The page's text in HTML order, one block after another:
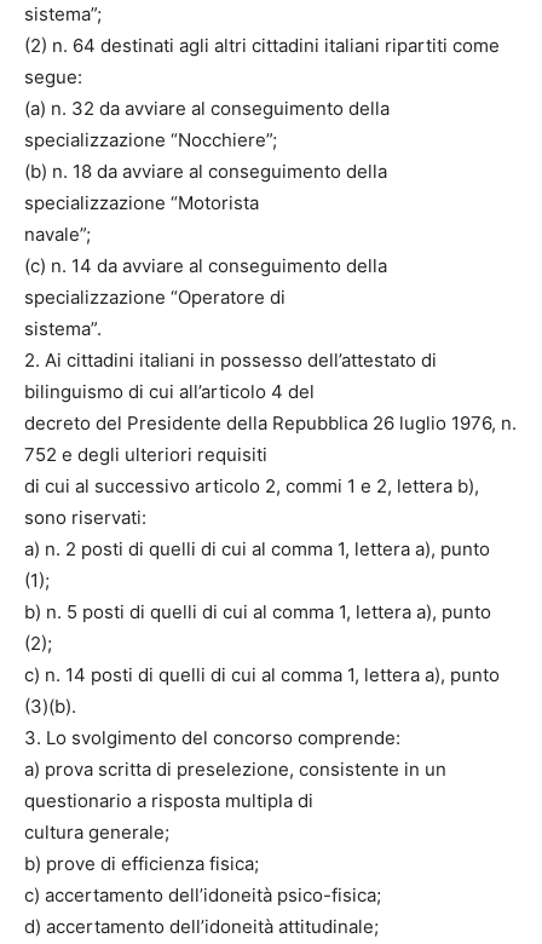
sistema”;
(2) n. 64 destinati agli altri cittadini italiani ripartiti come
segue:
(a) n. 32 da avviare al conseguimento della
specializzazione “Nocchiere”;
(b) n. 18 da avviare al conseguimento della
specializzazione “Motorista
navale”;
(c) n. 14 da avviare al conseguimento della
specializzazione “Operatore di
sistema”.
2. Ai cittadini italiani in possesso dell’attestato di
bilinguismo di cui all’articolo 4 del
decreto del Presidente della Repubblica 26 luglio 1976, n.
752 e degli ulteriori requisiti
di cui al successivo articolo 2, commi 1 e 2, lettera b),
sono riservati:
a) n. 2 posti di quelli di cui al comma 1, lettera a), punto
(1);
b) n. 5 posti di quelli di cui al comma 1, lettera a), punto
(2);
c) n. 14 posti di quelli di cui al comma 1, lettera a), punto
(3)(b).
3. Lo svolgimento del concorso comprende:
a) prova scritta di preselezione, consistente in un
questionario a risposta multipla di
cultura generale;
b) prove di efficienza fisica;
c) accertamento dell’idoneità psico-fisica;
d) accertamento dell’idoneità attitudinale;